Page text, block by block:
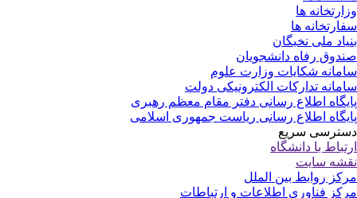
ها
ها
ملی نخبگان
رفاه دانشجویان
شکایات وزارت علوم
تدارکات الکترونیکی دولت
اطلاع رسانی دفتر مقام معظم رهبری
اطلاع رسانی ریاست جمهوری اسلامی
سریع
با دانشگاه
سایت
روابط بین الملل
فناوری اطلاعات و ارتباطات